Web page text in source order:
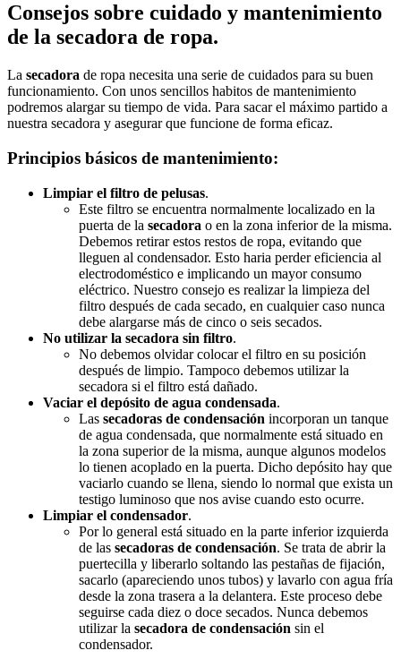
Consejos sobre cuidado y mantenimiento
de la secadora de ropa.
La secadora de ropa necesita una serie de cuidados para su buen
funcionamiento. Con unos sencillos habitos de mantenimiento
podremos alargar su tiempo de vida. Para sacar el máximo partido a
nuestra secadora y asegurar que funcione de forma eficaz.
Principios básicos de mantenimiento:
Limpiar el filtro de pelusas.
Este filtro se encuentra normalmente localizado en la
puerta de la secadora o en la zona inferior de la misma.
Debemos retirar estos restos de ropa, evitando que
lleguen al condensador. Esto haria perder eficiencia al
electrodoméstico e implicando un mayor consumo
eléctrico. Nuestro consejo es realizar la limpieza del
filtro después de cada secado, en cualquier caso nunca
debe alargarse más de cinco o seis secados.
No utilizar la secadora sin filtro.
No debemos olvidar colocar el filtro en su posición
después de limpio. Tampoco debemos utilizar la
secadora si el filtro está dañado.
Vaciar el depósito de agua condensada.
Las secadoras de condensación incorporan un tanque
de agua condensada, que normalmente está situado en
la zona superior de la misma, aunque algunos modelos
lo tienen acoplado en la puerta. Dicho depósito hay que
vaciarlo cuando se llena, siendo lo normal que exista un
testigo luminoso que nos avise cuando esto ocurre.
Limpiar el condensador.
Por lo general está situado en la parte inferior izquierda
de las secadoras de condensación. Se trata de abrir la
puertecilla y liberarlo soltando las pestañas de fijación,
sacarlo (apareciendo unos tubos) y lavarlo con agua fría
desde la zona trasera a la delantera. Este proceso debe
seguirse cada diez o doce secados. Nunca debemos
utilizar la secadora de condensación sin el
condensador.